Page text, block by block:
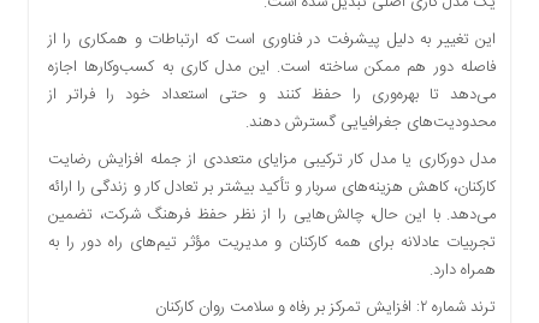
این تغییر به دلیل پیشرفت در فناوری است که ارتباطات و همکاری را از
فاصله دور هم ممکن ساخته است. این مدل کاری به کسب‌وکارها اجازه
می‌دهد تا بهره‌وری را حفظ کنند و حتی استعداد خود را فراتر از
محدودیت‌های جغرافیایی گسترش دهند.
مدل دورکاری یا مدل کار ترکیبی مزایای متعددی از جمله افزایش رضایت
کارکنان، کاهش هزینه‌های سربار و تأکید بیشتر بر تعادل کار و زندگی را ارائه
می‌دهد. با این حال، چالش‌هایی را از نظر حفظ فرهنگ شرکت، تضمین
تجربیات عادلانه برای همه کارکنان و مدیریت مؤثر تیم‌های راه دور را به
همراه دارد.
ترند شماره ۲: افزایش تمرکز بر رفاه و سلامت روان کارکنان